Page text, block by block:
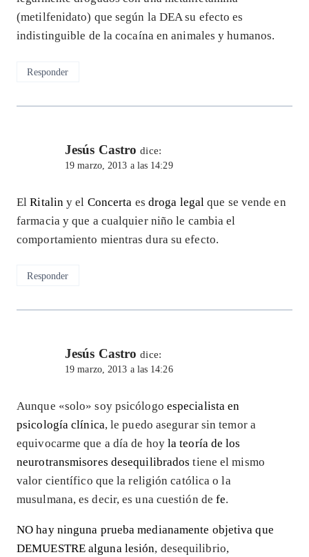
(metilfenidato) que según la DEA su efecto es
indistinguible de la cocaína en animales y humanos.
Responder
Jesús Castro dice:
19 marzo, 2013 a las 14:29
ElRitaliny el Concerta es droga legal que se vende en
farmacia y que a cualquier niño le cambia el
comportamiento mientras dura su efecto.
Responder
Jesús Castro dice:
19 marzo, 2013 a las 14:26
Aunque «solo» soy psicólogo especialista en
psicología clínica, le puedo asegurar sin temor a
equivocarme que a día de hoy la teoría de los
neurotransmisores desequilibrados tiene el mismo
valor científico que la religión católica o la
musulmana, es decir, es una cuestión defe.
NO hay ninguna prueba medianamente objetiva que
DEMUESTRE alguna lesión, desequilibrio,